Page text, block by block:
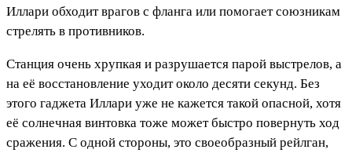
Иллари обходит врагов с фланга или помогает союзникам
стрелять в противников.
Станция очень хрупкая и разрушается парой выстрелов, а
на её восстановление уходит около десяти секунд. Без
этого гаджета Иллари уже не кажется такой опасной, хотя
её солнечная винтовка тоже может быстро повернуть ход
сражения. С одной стороны, это своеобразный рейлган,